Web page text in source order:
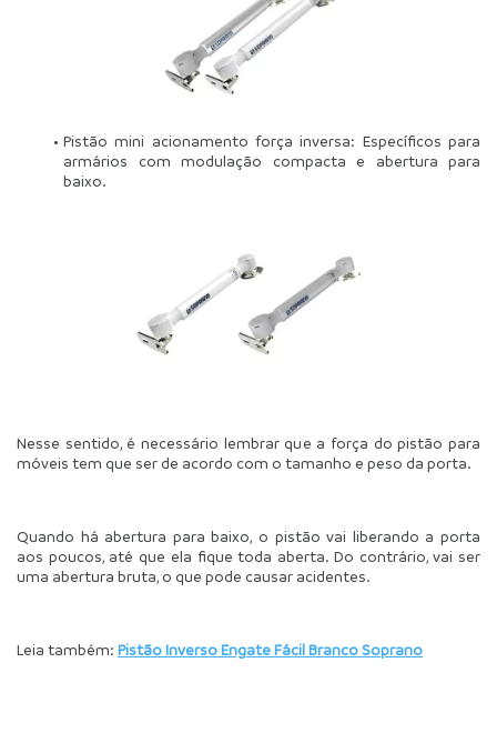
Pistão mini acionamento força inversa: Específicos para
armários com modulação compacta e abertura para
baixo.
Nesse sentido, é necessário lembrar que a força do pistão para
móveis tem que ser de acordo com o tamanho e peso da porta.
Quando há abertura para baixo, o pistão vai liberando a porta
aos poucos, até que ela fique toda aberta. Do contrário, vai ser
uma abertura bruta, o que pode causar acidentes.
Leia também: Pistão Inverso Engate Fácil Branco Soprano